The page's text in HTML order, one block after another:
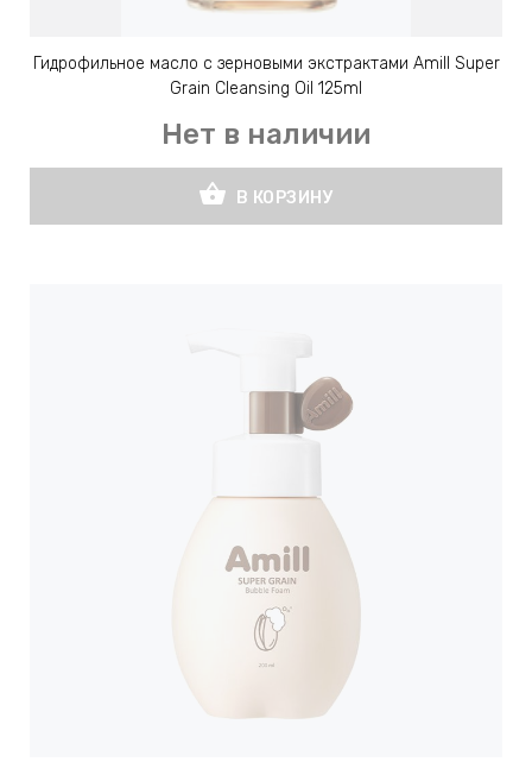
Гидрофильное масло с зерновыми экстрактами Amill Super
Grain Cleansing Oil 125ml
Нет в наличии
shopping_basket В КОРЗИНУ